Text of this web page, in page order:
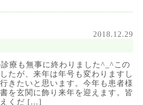
2018.12.29
療も無事に終わりました^_^この
たが、来年は年号も変わりますし
きたいと思います。今年も患者様
を玄関に飾り来年を迎えます。皆
えくだ […]